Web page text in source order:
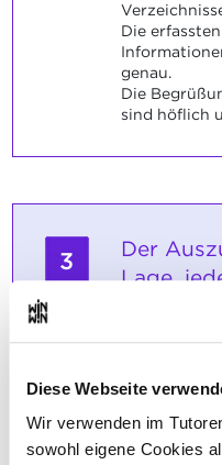
Diese Webseite
Wir verwenden im
sowohl eigene Cookies
Die
genau.
Die
sind höflich
3
Der
Lage,